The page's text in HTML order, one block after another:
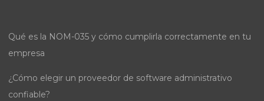
Qué es la NOM-035 y cómo cumplirla correctamente en tu
empresa
¿Cómo elegir un proveedor de software administrativo
confiable?